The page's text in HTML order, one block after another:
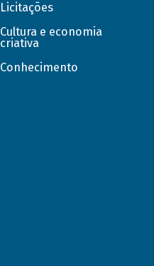
Licitações
Cultura e economia
criativa
Conhecimento